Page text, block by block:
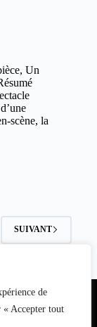
de
Accepter tout
Un
scène, la
SUIVANT
nfo